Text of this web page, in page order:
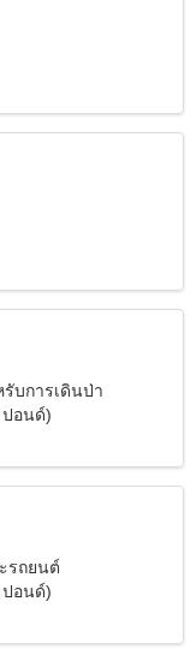
บการเดินป่า
ปอนด์)
รถยนต์
ปอนด์)